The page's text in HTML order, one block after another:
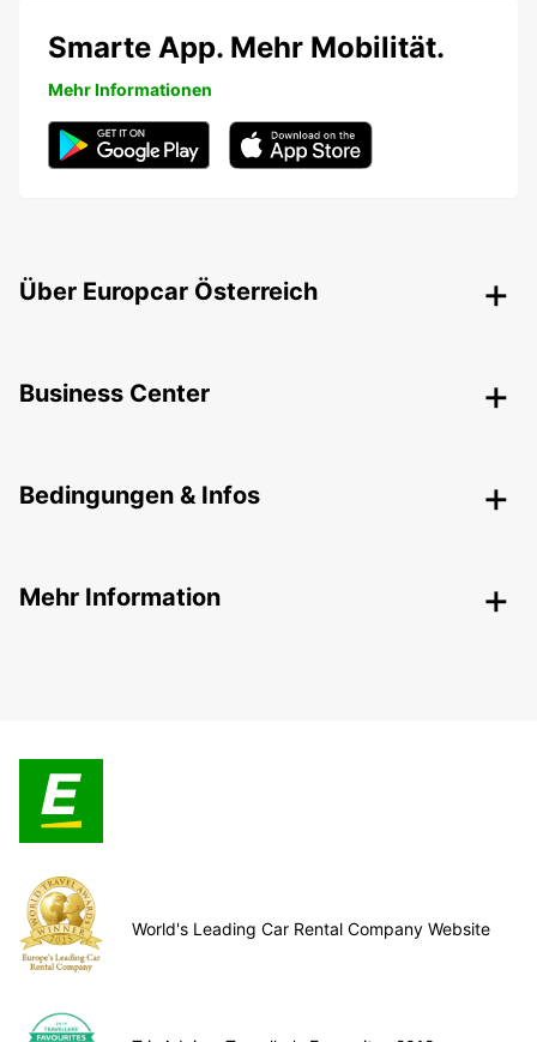
Smarte App. Mehr Mobilität.
Mehr Informationen
Über Europcar Österreich
Business Center
Bedingungen & Infos
Mehr Information
World's Leading Car Rental Company Website